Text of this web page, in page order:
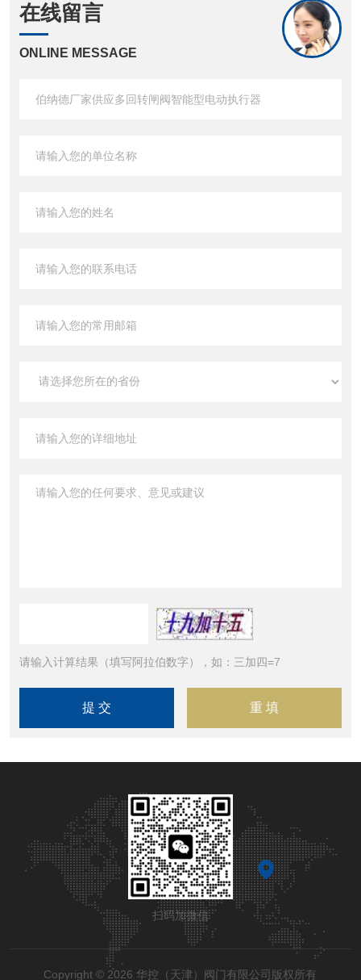
在线留言
ONLINE MESSAGE
请输入计算结果（填写阿拉伯数字），如：三加四=7
扫码加微信
Copyright © 2026 华控（天津）阀门有限公司版权所有